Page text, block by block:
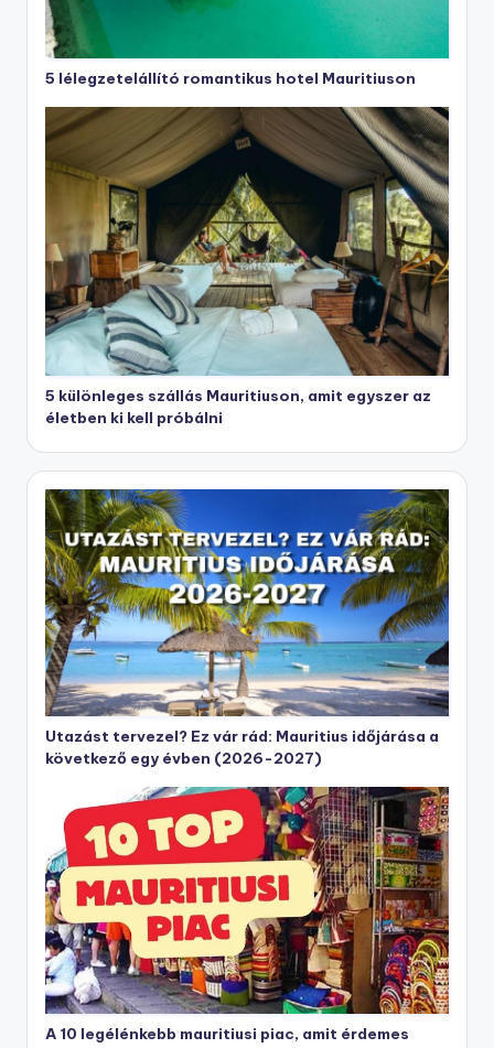
5 lélegzetelállító romantikus hotel Mauritiuson
5 különleges szállás Mauritiuson, amit egyszer az
életben ki kell próbálni
Utazást tervezel? Ez vár rád: Mauritius időjárása a
következő egy évben (2026-2027)
A 10 legélénkebb mauritiusi piac, amit érdemes